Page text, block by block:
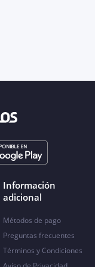
Información
adicional
Métodos de pago
Preguntas frecuentes
Términos y Condiciones